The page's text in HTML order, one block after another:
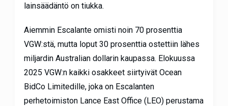
lainsäädäntö on tiukka.
Aiemmin Escalante omisti noin 70 prosenttia
VGW:stä, mutta loput 30 prosenttia ostettiin lähes
miljardin Australian dollarin kaupassa. Elokuussa
2025 VGW:n kaikki osakkeet siirtyivät Ocean
BidCo Limitedille, joka on Escalanten
perhetoimiston Lance East Office (LEO) perustama